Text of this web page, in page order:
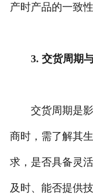
产时产品的一致
3. 交货周期
交货周期是影
商时，需了解其
求，是否具备灵
及时、能否提供